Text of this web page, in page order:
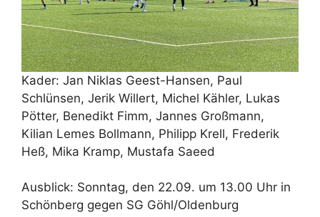
Kader: Jan Niklas Geest-Hansen, Paul
Schlünsen, Jerik Willert, Michel Kähler, Lukas
Pötter, Benedikt Fimm, Jannes Großmann,
Kilian Lemes Bollmann, Philipp Krell, Frederik
Heß, Mika Kramp, Mustafa Saeed
Ausblick: Sonntag, den 22.09. um 13.00 Uhr in
Schönberg gegen SG Göhl/Oldenburg